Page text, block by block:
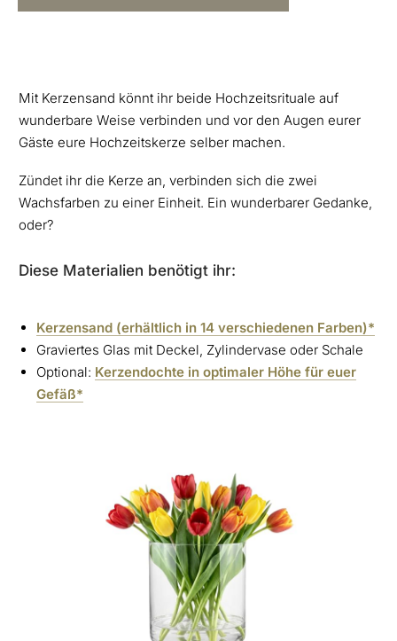
Mit Kerzensand könnt ihr beide Hochzeitsrituale auf
wunderbare Weise verbinden und vor den Augen eurer
Gäste eure Hochzeitskerze selber machen.
Zündet ihr die Kerze an, verbinden sich die zwei
Wachsfarben zu einer Einheit. Ein wunderbarer Gedanke,
oder?
Diese Materialien benötigt ihr:
Kerzensand (erhältlich in 14 verschiedenen Farben)*
Graviertes Glas mit Deckel, Zylindervase oder Schale
Optional: Kerzendochte in optimaler Höhe für euer
Gefäß*